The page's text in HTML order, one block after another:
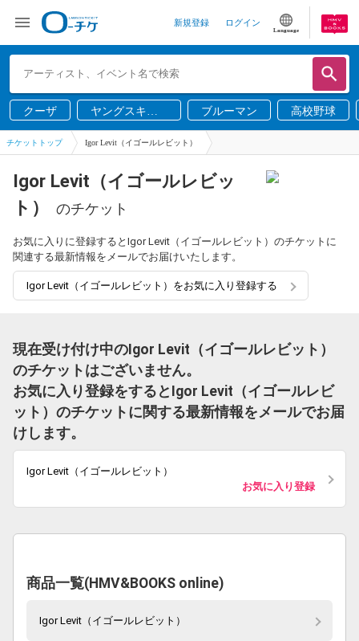
新規登録 ログイン
Language
クーザ
ヤングスキニ
ー
ブルーマン 高校野球
チケットトップ Igor Levit（イゴールレビット）
Igor Levit（イゴールレビッ
ト）
のチケット
お気に入りに登録するとIgor Levit（イゴールレビット）のチケットに
関連する最新情報をメールでお届けいたします。
Igor Levit（イゴールレビット）をお気に入り登録する
現在受け付け中のIgor Levit（イゴールレビット）
のチケットはございません。
お気に入り登録をするとIgor Levit（イゴールレビ
ット）のチケットに関する最新情報をメールでお届
けします。
Igor Levit（イゴールレビット）
お気に入り登録
商品一覧(HMV&BOOKS online)
Igor Levit（イゴールレビット）